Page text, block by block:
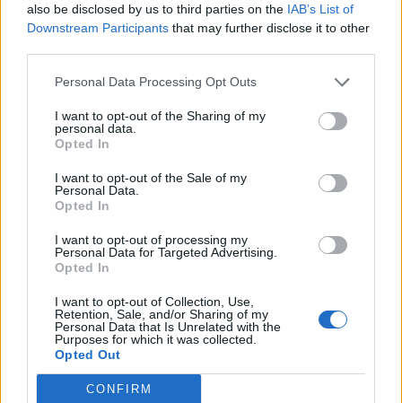
also be disclosed by us to third parties on the IAB’s List of
Downstream Participants that may further disclose it to other
Personal Data Processing Opt Outs
I want to opt-out of the Sharing of my
personal data.
Opted In
I want to opt-out of the Sale of my
Personal Data.
Opted In
I want to opt-out of processing my
Personal Data for Targeted Advertising.
Opted In
I want to opt-out of Collection, Use,
Retention, Sale, and/or Sharing of my
Personal Data that Is Unrelated with the
Purposes for which it was collected.
Opted Out
CONFIRM